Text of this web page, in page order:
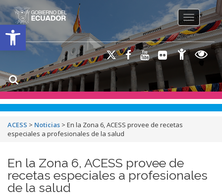
Open toolbar
Toggle
ACESS > Noticias > En la Zona 6, ACESS provee de recetas
especiales a profesionales de la salud
En la Zona 6, ACESS provee de
recetas especiales a profesionales
de la salud